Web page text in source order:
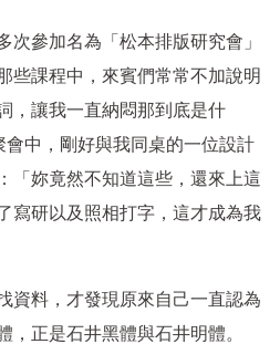
次參加名為「松本排版研究會」
些課程中，來賓們常常不加說明
，讓我一直納悶那到底是什
會中，剛好與我同桌的一位設計
「妳竟然不知道這些，還來上這
寫研以及照相打字，這才成為我
資料，才發現原來自己一直認為
，正是石井黑體與石井明體。